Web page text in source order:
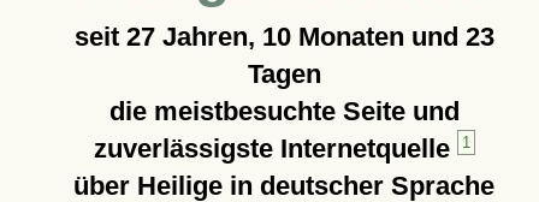
seit 27 Jahren, 10 Monaten und 23
Tagen
die meistbesuchte Seite und
zuverlässigste Internetquelle
1
über Heilige in deutscher Sprache